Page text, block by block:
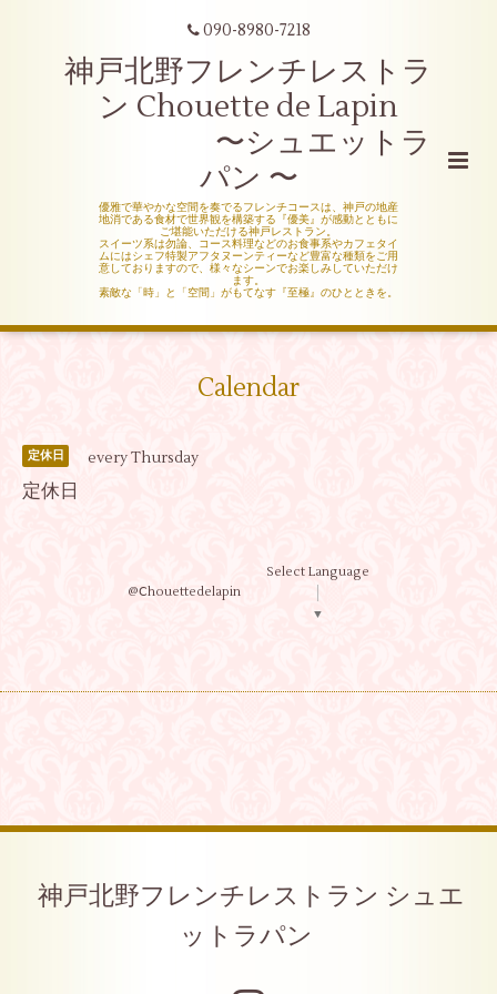
090-8980-7218
神戸北野フレンチレストラ
ン Chouette de Lapin
〜シュエットラ
パン 〜
優雅で華やかな空間を奏でるフレンチコースは、神戸の地産
地消である食材で世界観を構築する『優美』が感動とともに
ご堪能いただける神戸レストラン。
スイーツ系は勿論、コース料理などのお食事系やカフェタイ
ムにはシェフ特製アフタヌーンティーなど豊富な種類をご用
意しておりますので、様々なシーンでお楽しみしていただけ
ます。
素敵な「時」と「空間」がもてなす『至極』のひとときを。
Calendar
定休日 every Thursday
定休日
@Ⅽhouettedelapin
Select Language
▼
神戸北野フレンチレストラン シュエ
ットラパン